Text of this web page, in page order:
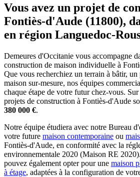
Vous avez un projet de
Fontiès-d'Aude (11800),
en région Languedoc-
Demeures d'Occitanie vous accompagne
construction de maison individuelle à
Que vous recherchiez un terrain à bâtir,
maison sur-mesure, nos équipes
chaque étape de votre futur chez-vous.
projets de construction à Fontiès-d'Aude
380 000 €.
Notre équipe étudiera avec notre Bureau
votre future maison contemporaine ou
Fontiès-d'Aude, en conformité avec la
environnementale 2020 (Maison RE
pouvez également opter pour une maison
à étage, adaptées à la configuration de